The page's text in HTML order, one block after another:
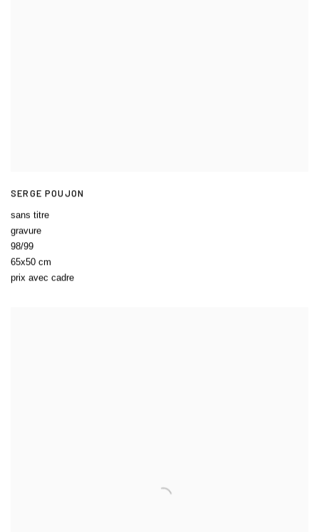
SERGE POUJON
sans titre
gravure
98/99
65x50 cm
prix avec cadre